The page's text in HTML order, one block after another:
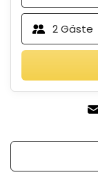
2Gäste